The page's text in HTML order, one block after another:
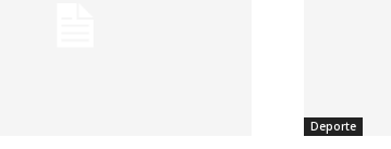
Deporte